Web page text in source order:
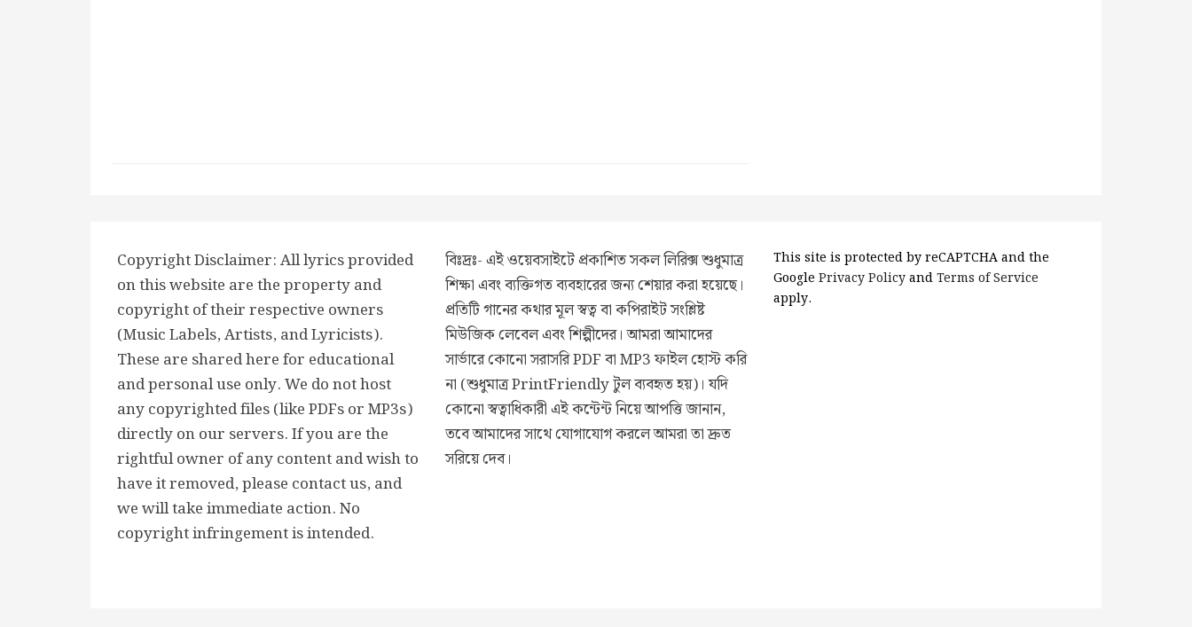
Copyright Disclaimer: All lyrics provided
on this website are the property and
copyright of their respective owners
(Music Labels, Artists, and Lyricists).
These are shared here for educational
and personal use only. We do not host
any copyrighted files (like PDFs or MP3s)
directly on our servers. If you are the
rightful owner of any content and wish to
have it removed, please contact us, and
we will take immediate action. No
copyright infringement is intended.
বিঃদ্রঃ- এই ওয়েবসাইটে প্রকাশিত সকল লিরিক্স শুধুমাত্র
শিক্ষা এবং ব্যক্তিগত ব্যবহারের জন্য শেয়ার করা হয়েছে।
প্রতিটি গানের কথার মূল স্বত্ব বা কপিরাইট সংশ্লিষ্ট
মিউজিক লেবেল এবং শিল্পীদের। আমরা আমাদের
সার্ভারে কোনো সরাসরি PDF বা MP3 ফাইল হোস্ট করি
না (শুধুমাত্র PrintFriendly টুল ব্যবহৃত হয়)। যদি
কোনো স্বত্বাধিকারী এই কন্টেন্ট নিয়ে আপত্তি জানান,
তবে আমাদের সাথে যোগাযোগ করলে আমরা তা দ্রুত
সরিয়ে দেব।
This site is protected by reCAPTCHA and the
Google Privacy PolicyandTerms of Service
apply.